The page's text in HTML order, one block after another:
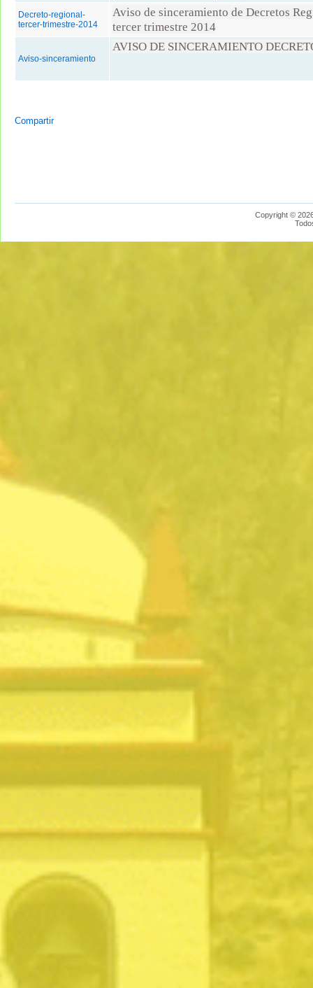
Decreto-regional-
tercer-trimestre-2014
Aviso de sinceramiento de Decretos
tercer trimestre 2014
Aviso-sinceramiento
AVISO DE SINCERAMIENTO
Compartir
Copyright ©